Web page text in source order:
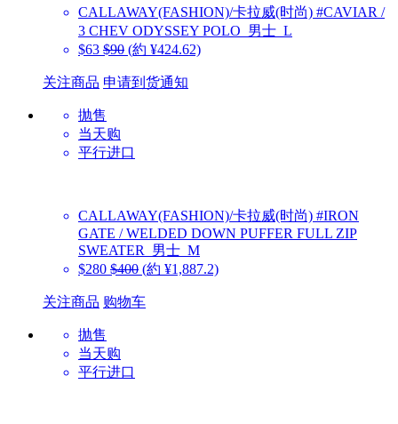
CALLAWAY(FASHION)/卡拉威(时尚) #CAVIAR /
3 CHEV ODYSSEY POLO_男士_L
$63 $90 (約 ¥424.62)
关注商品 申请到货通知
抛售
当天购
平行进口
CALLAWAY(FASHION)/卡拉威(时尚) #IRON
GATE / WELDED DOWN PUFFER FULL ZIP
SWEATER_男士_M
$280 $400 (約 ¥1,887.2)
关注商品 购物车
抛售
当天购
平行进口